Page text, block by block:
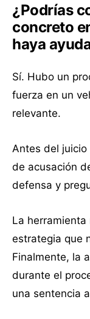
¿Podrías
concreto
haya
Sí. Hubo un
fuerza en un
relevante.
Antes del
de acusación
defensa y
La
estrategia que
Finalmente, la
durante el
una sentencia